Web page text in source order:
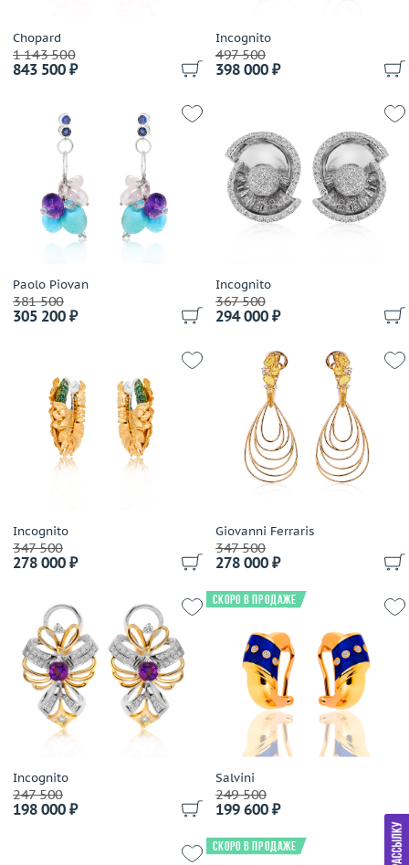
Stephen Webster
Syntya Gioielli
Tiffany & Co
Valente
Valentin Yudashkin
Van Cleef & Arpels
Venyx
Verdi
WCJ
Wempe
WZP Werner Zappe Pforzheim
Zancan
Zoccai
Zorab
Zydo
МЮЗ
СССР
ЭПЛ Якутские бриллианты
Chopard
1 143 500
843 500 ₽
Incognito
497 500
398 000 ₽
Paolo Piovan
381 500
305 200 ₽
Incognito
367 500
294 000 ₽
Incognito
347 500
278 000 ₽
Giovanni Ferraris
347 500
278 000 ₽
Incognito
247 500
198 000 ₽
Salvini
249 500
199 600 ₽
Скоро в продаже
Скоро в продаже